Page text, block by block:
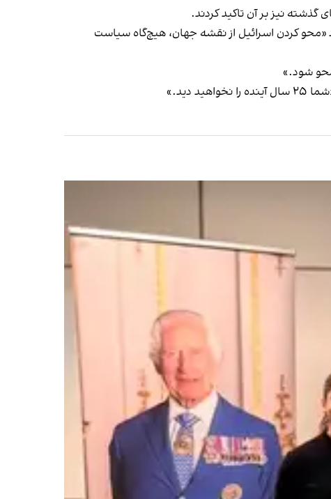
نیز بر آن تاکید کردند.
کردن اسرائیل از نقشه جهان، هیچ‌گاه سیاست
محو شود.»